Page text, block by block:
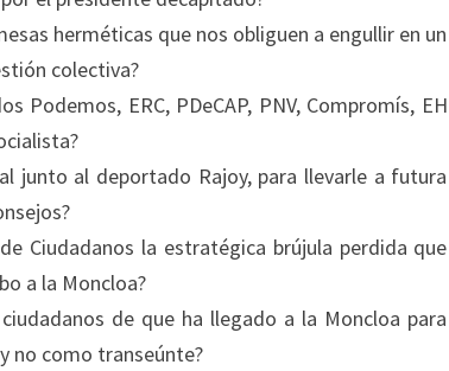
herméticas que nos obliguen a engullir en un
colectiva?
Podemos, ERC, PDeCAP, PNV, Compromís, EH
junto al deportado Rajoy, para llevarle a futura
Ciudadanos la estratégica brújula perdida que
a la Moncloa?
de que ha llegado a la Moncloa para
no como transeúnte?